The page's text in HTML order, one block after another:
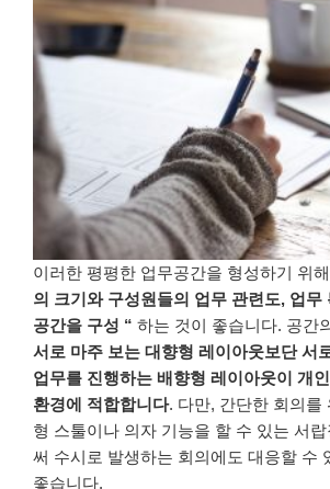
이러한 평평한 업무공간을 형성하기 위
의 크기와 구성원들의 업무 관련도, 업무
공간을 구성 “ 하는 것이 좋습니다. 공간
서로 마주 보는 대향형 레이아웃보단 서
업무를 진행하는 배향형 레이아웃이 개
환경에 적합합니다. 다만, 간단한 회의를
형 스툴이나 의자 기능을 할 수 있는 서
써 수시로 발생하는 회의에도 대응할 수
좋습니다.